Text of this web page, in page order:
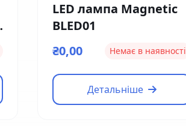
LED лампа Magnetic
BLED01
₴0,00
Немає в наявності
Детальніше